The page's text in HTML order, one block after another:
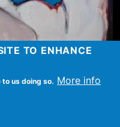
TO ENHANCE
us doing so. More info